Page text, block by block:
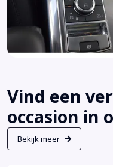
Vind een
occasion in
Bekijk meer